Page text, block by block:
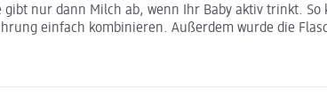
nur dann Milch ab, wenn Ihr Baby aktiv trinkt.
einfach kombinieren. Außerdem wurde die